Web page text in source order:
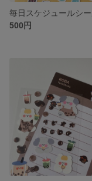
500円